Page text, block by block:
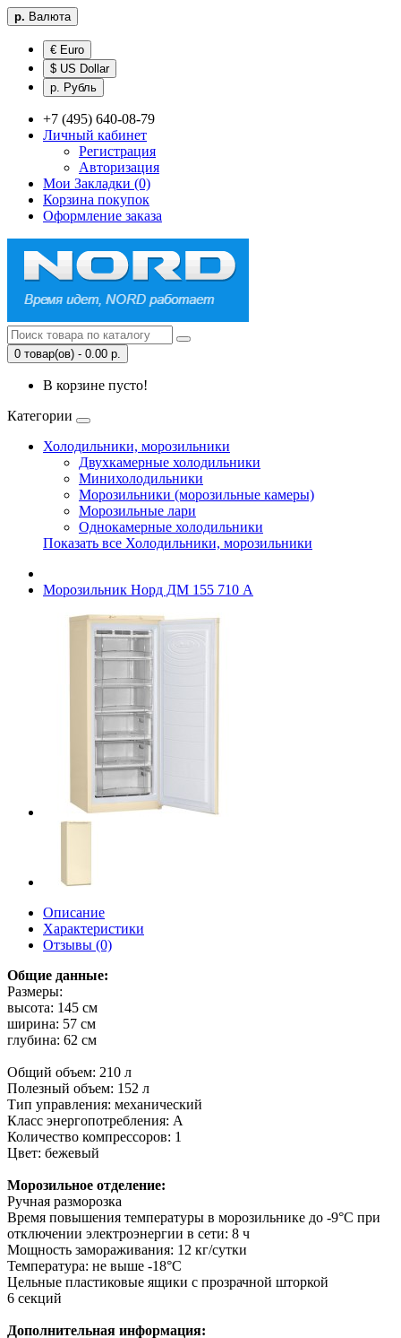
р. Валюта
€ Euro
$ US Dollar
р. Рубль
+7 (495) 640-08-79
Личный кабинет
Регистрация
Авторизация
Мои Закладки (0)
Корзина покупок
Оформление заказа
0 товар(ов) - 0.00 р.
В корзине пусто!
Категории
Холодильники, морозильники
Двухкамерные холодильники
Минихолодильники
Морозильники (морозильные камеры)
Морозильные лари
Однокамерные холодильники
Показать все Холодильники, морозильники
Морозильник Норд ДМ 155 710 А
Описание
Характеристики
Отзывы (0)
Общие данные:
Размеры:
высота: 145 см
ширина: 57 см
глубина: 62 см
Общий объем: 210 л
Полезный объем: 152 л
Тип управления: механический
Класс энергопотребления: A
Количество компрессоров: 1
Цвет: бежевый
Морозильное отделение:
Ручная разморозка
Время повышения температуры в морозильнике до -9°С при
отключении электроэнергии в сети: 8 ч
Мощность замораживания: 12 кг/сутки
Температура: не выше -18°С
Цельные пластиковые ящики с прозрачной шторкой
6 секций
Дополнительная информация: